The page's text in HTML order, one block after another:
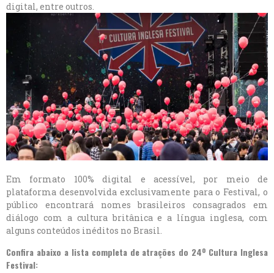
digital, entre outros.
Em formato 100% digital e acessível, por meio de
plataforma desenvolvida exclusivamente para o Festival, o
público encontrará nomes brasileiros consagrados em
diálogo com a cultura britânica e a língua inglesa, com
alguns conteúdos inéditos no Brasil.
Confira abaixo a lista completa de atrações do 24º Cultura Inglesa
Festival: